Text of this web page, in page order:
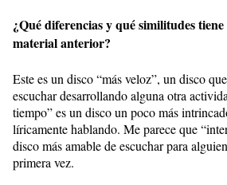
¿Qué diferencias y qué similitudes
material anterior?
Este es un disco “más veloz”, un disco
escuchar desarrollando alguna otra
tiempo” es un disco un poco más
líricamente hablando. Me parece que
disco más amable de escuchar para
primera vez.